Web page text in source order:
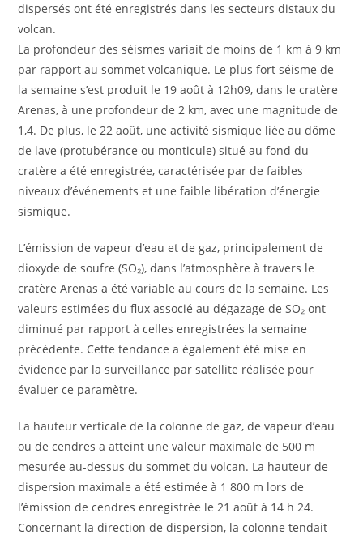
dispersés ont été enregistrés dans les secteurs distaux du
volcan.
La profondeur des séismes variait de moins de 1 km à 9 km
par rapport au sommet volcanique. Le plus fort séisme de
la semaine s’est produit le 19 août à 12h09, dans le cratère
Arenas, à une profondeur de 2 km, avec une magnitude de
1,4. De plus, le 22 août, une activité sismique liée au dôme
de lave (protubérance ou monticule) situé au fond du
cratère a été enregistrée, caractérisée par de faibles
niveaux d’événements et une faible libération d’énergie
sismique.
L’émission de vapeur d’eau et de gaz, principalement de
dioxyde de soufre (SO₂), dans l’atmosphère à travers le
cratère Arenas a été variable au cours de la semaine. Les
valeurs estimées du flux associé au dégazage de SO₂ ont
diminué par rapport à celles enregistrées la semaine
précédente. Cette tendance a également été mise en
évidence par la surveillance par satellite réalisée pour
évaluer ce paramètre.
La hauteur verticale de la colonne de gaz, de vapeur d’eau
ou de cendres a atteint une valeur maximale de 500 m
mesurée au-dessus du sommet du volcan. La hauteur de
dispersion maximale a été estimée à 1 800 m lors de
l’émission de cendres enregistrée le 21 août à 14 h 24.
Concernant la direction de dispersion, la colonne tendait